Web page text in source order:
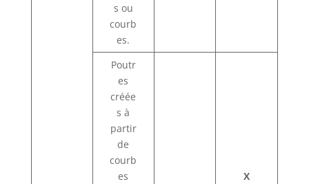
s ou
courb
es.
Poutr
es
créée
s à
partir
de
courb
es
X